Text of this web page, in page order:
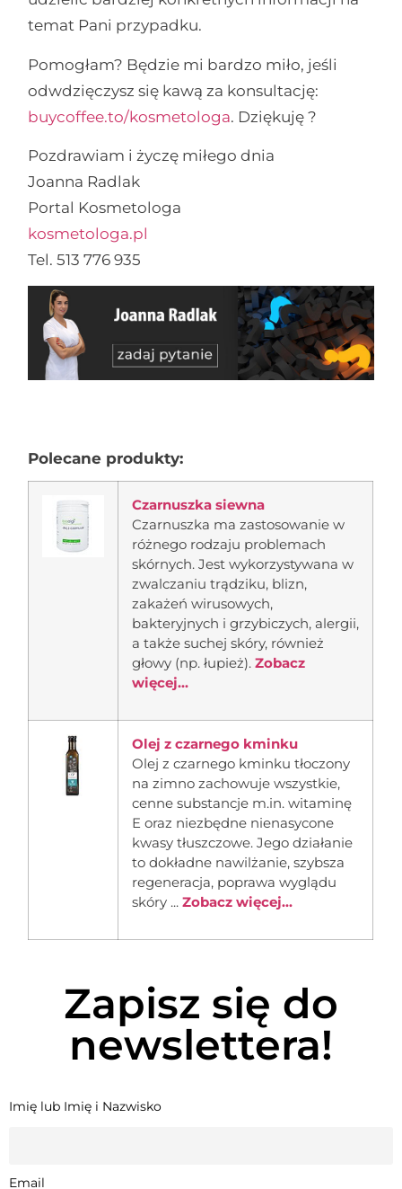
temat Pani przypadku.
Pomogłam? Będzie mi bardzo miło, jeśli
odwdzięczysz się kawą za konsultację:
buycoffee.to/kosmetologa. Dziękuję ?
Pozdrawiam i życzę miłego dnia
Joanna Radlak
Portal Kosmetologa
kosmetologa.pl
Tel. 513 776 935
Polecane produkty:
Czarnuszka siewna
Czarnuszka ma zastosowanie w
różnego rodzaju problemach
skórnych. Jest wykorzystywana w
zwalczaniu trądziku, blizn,
zakażeń wirusowych,
bakteryjnych i grzybiczych, alergii,
a także suchej skóry, również
głowy (np. łupież).Zobacz
więcej...
Olej z czarnego kminku
Olej z czarnego kminku tłoczony
na zimno zachowuje wszystkie,
cenne substancje m.in. witaminę
E oraz niezbędne nienasycone
kwasy tłuszczowe. Jego działanie
to dokładne nawilżanie, szybsza
regeneracja, poprawa wyglądu
skóry ...Zobacz więcej...
Zapisz się do
newslettera!
Imię lub Imię i Nazwisko
Email